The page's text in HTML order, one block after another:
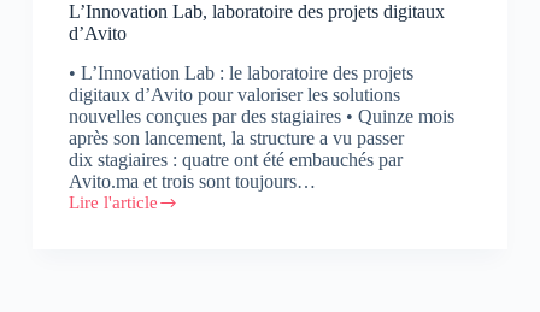
L’Innovation Lab, laboratoire des projets digitaux
d’Avito
• L’Innovation Lab : le laboratoire des projets
digitaux d’Avito pour valoriser les solutions
nouvelles conçues par des stagiaires • Quinze mois
après son lancement, la structure a vu passer
dix stagiaires : quatre ont été embauchés par
Avito.ma et trois sont toujours…
Lire l'article
L’Innovation